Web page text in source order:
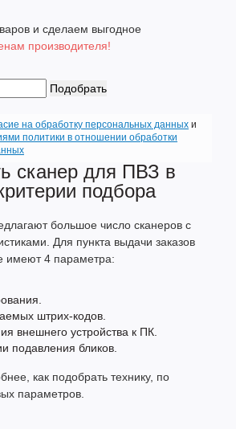
и сделаем выгодное
производителя!
Подобрать
на обработку персональных данных и
политики в отношении обработки
сканер для ПВЗ в
подбора
большое число сканеров с
Для пункта выдачи заказов
имеют 4 параметра:
штрих-кодов.
внешнего устройства к ПК.
подавления бликов.
как подобрать технику, по
параметров.